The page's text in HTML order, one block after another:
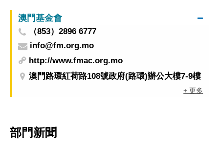
澳門基金會
（853）2896 6777
info@fm.org.mo
http://www.fmac.org.mo
澳門路環紅荷路108號政府(路環)辦公大樓7-9樓
+ 更多
部門新聞